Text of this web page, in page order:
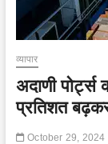
व्यापार
अदाणी पोर्ट्स
प्रतिशत
October 29, 2024